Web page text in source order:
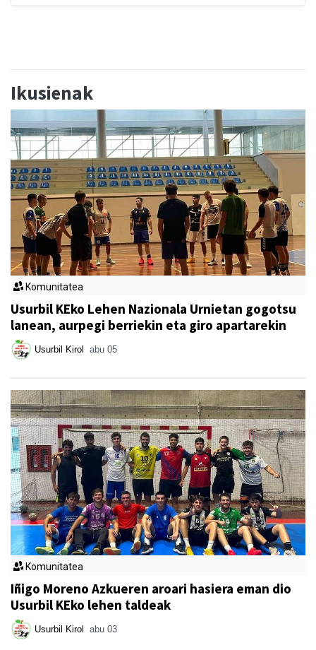
Ikusienak
Komunitatea
Usurbil KEko Lehen Nazionala Urnietan gogotsu
lanean, aurpegi berriekin eta giro apartarekin
Usurbil Kirol abu 05
Komunitatea
Iñigo Moreno Azkueren aroari hasiera eman dio
Usurbil KEko lehen taldeak
Usurbil Kirol abu 03